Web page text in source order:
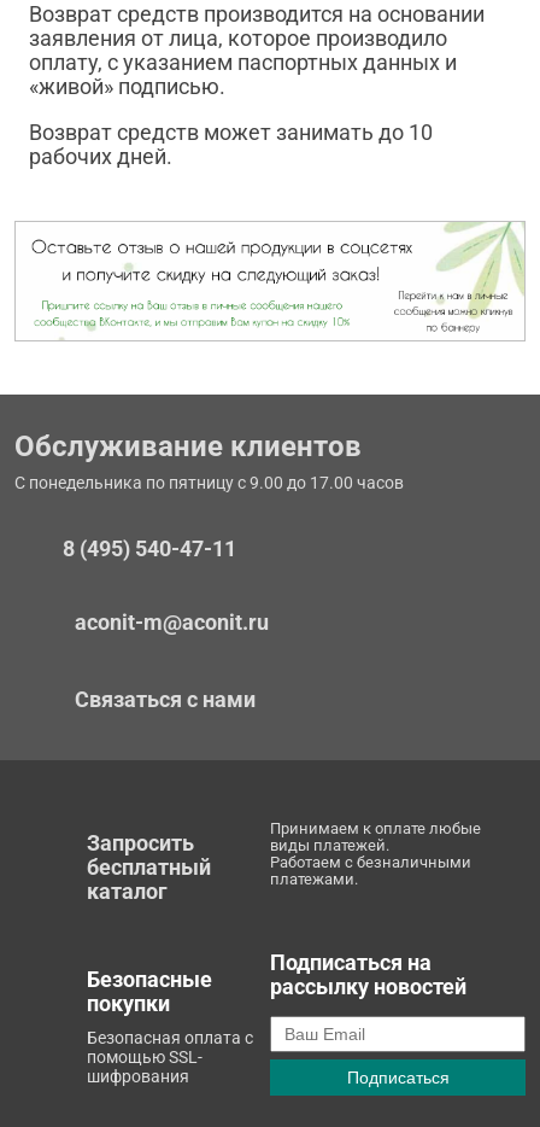
Возврат средств производится на основании
заявления от лица, которое производило
оплату, с указанием паспортных данных и
«живой» подписью.
Возврат средств может занимать до 10
рабочих дней.
Обслуживание клиентов
С понедельника по пятницу с 9.00 до 17.00 часов
8 (495) 540-47-11
aconit-m@aconit.ru
Связаться с нами
Запросить
бесплатный
каталог
Принимаем к оплате любые
виды платежей.
Работаем с безналичными
платежами.
Безопасные
покупки
Безопасная оплата с
помощью SSL-
шифрования
Подписаться на
рассылку новостей